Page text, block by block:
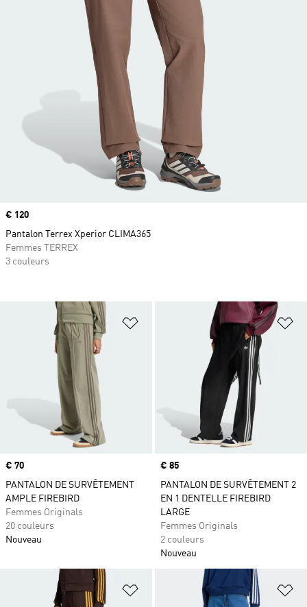
Ajouter à la Liste de produits
Prix
€ 70
PANTALON DE SURVÊTEMENT
AMPLE FIREBIRD
Femmes Originals
20 couleurs
Nouveau
Prix
€ 85
PANTALON DE SURVÊTEMENT 2
EN 1 DENTELLE FIREBIRD
LARGE
Femmes Originals
2 couleurs
Nouveau
Ajouter à la Liste de produits
Prix
€ 120
Pantalon Terrex Xperior CLIMA365
Femmes TERREX
3 couleurs